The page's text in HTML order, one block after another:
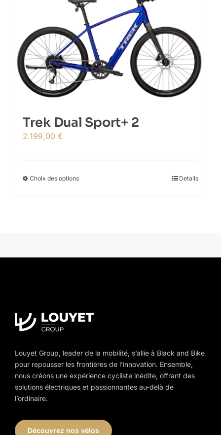
options
may
be
chosen
on
the
product
Trek Dual Sport+ 2
2.199,00 €
Choix des optionsThis
options
the
Details
Louyet Group, leader de la mobilité, s’allie à Black and Bike
pour repousser les frontières de l’innovation. Ensemble,
nous créons une expérience cycliste inédite, offrant des
solutions électriques et passionnantes au-delà de
l’ordinaire.
Découvrez nos vélos